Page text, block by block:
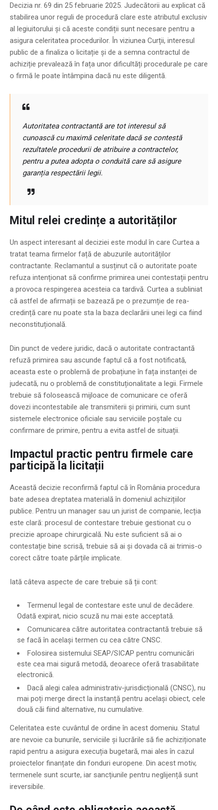
Decizia nr. 69 din 25 februarie 2025. Judecătorii au explicat că
stabilirea unor reguli de procedură clare este atributul exclusiv
al legiuitorului și că aceste condiții sunt necesare pentru a
asigura celeritatea procedurilor. În viziunea Curții, interesul
public de a finaliza o licitație și de a semna contractul de
achiziție prevalează în fața unor dificultăți procedurale pe care
o firmă le poate întâmpina dacă nu este diligentă.
Autoritatea contractantă are tot interesul să
cunoască cu maximă celeritate dacă se contestă
rezultatele procedurii de atribuire a contractelor,
pentru a putea adopta o conduită care să asigure
garanția respectării legii.
Mitul relei credințe a autorităților
Un aspect interesant al deciziei este modul în care Curtea a
tratat teama firmelor față de abuzurile autorităților
contractante. Reclamantul a susținut că o autoritate poate
refuza intenționat să confirme primirea unei contestații pentru
a provoca respingerea acesteia ca tardivă. Curtea a subliniat
că astfel de afirmații se bazează pe o prezumție de rea-
credință care nu poate sta la baza declarării unei legi ca fiind
neconstituțională.
Din punct de vedere juridic, dacă o autoritate contractantă
refuză primirea sau ascunde faptul că a fost notificată,
aceasta este o problemă de probațiune în fața instanței de
judecată, nu o problemă de constituționalitate a legii. Firmele
trebuie să folosească mijloace de comunicare ce oferă
dovezi incontestabile ale transmiterii și primirii, cum sunt
sistemele electronice oficiale sau serviciile poștale cu
confirmare de primire, pentru a evita astfel de situații.
Impactul practic pentru firmele care
participă la licitații
Această decizie reconfirmă faptul că în România procedura
bate adesea dreptatea materială în domeniul achizițiilor
publice. Pentru un manager sau un jurist de companie, lecția
este clară: procesul de contestare trebuie gestionat cu o
precizie aproape chirurgicală. Nu este suficient să ai o
contestație bine scrisă, trebuie să ai și dovada că ai trimis-o
corect către toate părțile implicate.
Iată câteva aspecte de care trebuie să ții cont:
Termenul legal de contestare este unul de decădere.
Odată expirat, nicio scuză nu mai este acceptată.
Comunicarea către autoritatea contractantă trebuie să
se facă în același termen cu cea către CNSC.
Folosirea sistemului SEAP/SICAP pentru comunicări
este cea mai sigură metodă, deoarece oferă trasabilitate
electronică.
Dacă alegi calea administrativ-jurisdicțională (CNSC), nu
mai poți merge direct la instanță pentru același obiect, cele
două căi fiind alternative, nu cumulative.
Celeritatea este cuvântul de ordine în acest domeniu. Statul
are nevoie ca bunurile, serviciile și lucrările să fie achiziționate
rapid pentru a asigura execuția bugetară, mai ales în cazul
proiectelor finanțate din fonduri europene. Din acest motiv,
termenele sunt scurte, iar sancțiunile pentru neglijență sunt
ireversibile.